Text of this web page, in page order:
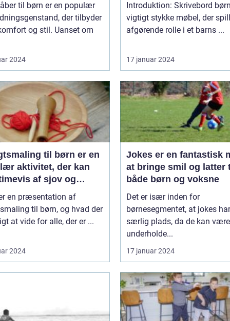
til børn er en populær
der tilbyder
og stil. Uanset om
2024
Introduktion: Skrivebord
vigtigt stykke møbel, der
afgørende rolle i et barns ...
17 januar 2024
til børn er en
aktivitet, der kan
af sjov og
en præsentation af
til børn, og hvad der
at vide for alle, der er ...
2024
Jokes er en fantastisk
at bringe smil og latter
både børn og voksne
Det er især inden for
børnesegmentet, at jokes
særlig plads, da de kan
underholde...
17 januar 2024